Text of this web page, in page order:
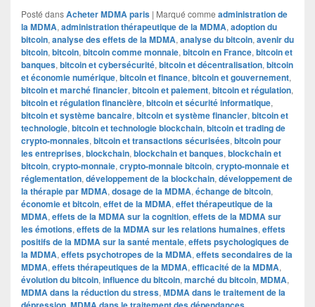
Posté dansAcheter MDMA paris | Marqué comme administration de
la MDMA, administration thérapeutique de la MDMA, adoption du
bitcoin, analyse des effets de la MDMA, analyse du bitcoin, avenir du
bitcoin, bitcoin, bitcoin comme monnaie, bitcoin en France, bitcoin et
banques, bitcoin et cybersécurité, bitcoin et décentralisation, bitcoin
et économie numérique, bitcoin et finance, bitcoin et gouvernement,
bitcoin et marché financier, bitcoin et paiement, bitcoin et régulation,
bitcoin et régulation financière, bitcoin et sécurité informatique,
bitcoin et système bancaire, bitcoin et système financier, bitcoin et
technologie, bitcoin et technologie blockchain, bitcoin et trading de
crypto-monnaies, bitcoin et transactions sécurisées, bitcoin pour
les entreprises, blockchain, blockchain et banques, blockchain et
bitcoin, crypto-monnaie, crypto-monnaie bitcoin, crypto-monnaie et
réglementation, développement de la blockchain, développement de
la thérapie par MDMA, dosage de la MDMA, échange de bitcoin,
économie et bitcoin, effet de la MDMA, effet thérapeutique de la
MDMA, effets de la MDMA sur la cognition, effets de la MDMA sur
les émotions, effets de la MDMA sur les relations humaines, effets
positifs de la MDMA sur la santé mentale, effets psychologiques de
la MDMA, effets psychotropes de la MDMA, effets secondaires de la
MDMA, effets thérapeutiques de la MDMA, efficacité de la MDMA,
évolution du bitcoin, influence du bitcoin, marché du bitcoin, MDMA,
MDMA dans la réduction du stress, MDMA dans le traitement de la